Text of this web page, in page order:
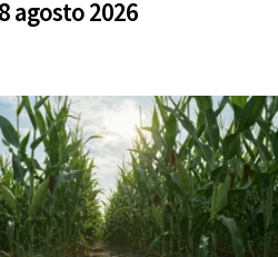
agosto 2026